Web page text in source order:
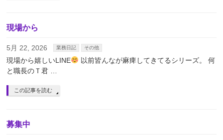
現場から
5月 22, 2026 業務日記 その他
現場から嬉しいLINE
以前皆んなが麻痺してきてるシリーズ。 何
と職長のＴ君 …
この記事を読む
募集中